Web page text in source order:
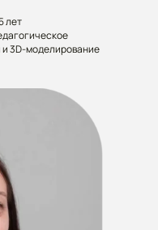
лет
и 3D-моделирование